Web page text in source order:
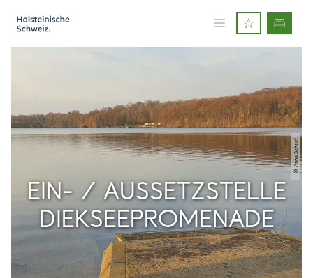
© Anna Scheef
EIN- / AUSSETZSTELLE
DIEKSEEPROMENADE